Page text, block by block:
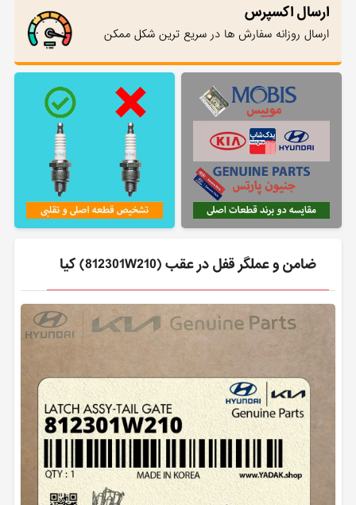
ارسال اکسپرس
ارسال روزانه سفارش ها در سریع ترین شکل ممکن
ضامن و عملگر قفل در عقب (812301W210) کیا